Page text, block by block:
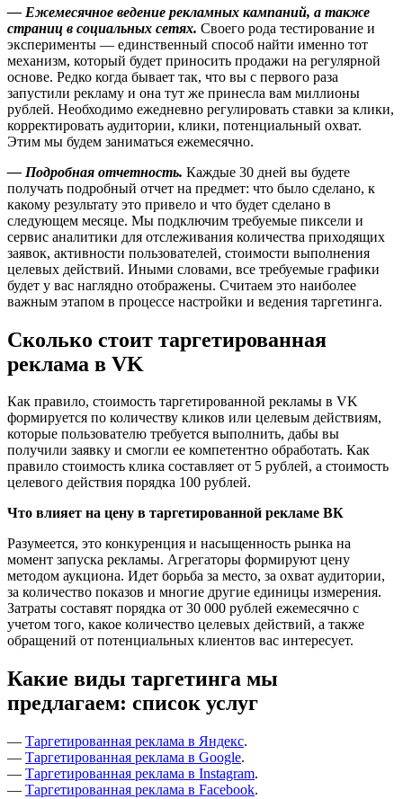
— Ежемесячное ведение рекламных кампаний, а также
страниц в социальных сетях. Своего рода тестирование и
эксперименты — единственный способ найти именно тот
механизм, который будет приносить продажи на регулярной
основе. Редко когда бывает так, что вы с первого раза
запустили рекламу и она тут же принесла вам миллионы
рублей. Необходимо ежедневно регулировать ставки за клики,
корректировать аудитории, клики, потенциальный охват.
Этим мы будем заниматься ежемесячно.
— Подробная отчетность. Каждые 30 дней вы будете
получать подробный отчет на предмет: что было сделано, к
какому результату это привело и что будет сделано в
следующем месяце. Мы подключим требуемые пиксели и
сервис аналитики для отслеживания количества приходящих
заявок, активности пользователей, стоимости выполнения
целевых действий. Иными словами, все требуемые графики
будет у вас наглядно отображены. Считаем это наиболее
важным этапом в процессе настройки и ведения таргетинга.
Сколько стоит таргетированная
реклама в VK
Как правило, стоимость таргетированной рекламы в VK
формируется по количеству кликов или целевым действиям,
которые пользователю требуется выполнить, дабы вы
получили заявку и смогли ее компетентно обработать. Как
правило стоимость клика составляет от 5 рублей, а стоимость
целевого действия порядка 100 рублей.
Что влияет на цену в таргетированной рекламе ВК
Разумеется, это конкуренция и насыщенность рынка на
момент запуска рекламы. Агрегаторы формируют цену
методом аукциона. Идет борьба за место, за охват аудитории,
за количество показов и многие другие единицы измерения.
Затраты составят порядка от 30 000 рублей ежемесячно с
учетом того, какое количество целевых действий, а также
обращений от потенциальных клиентов вас интересует.
Какие виды таргетинга мы
предлагаем: список услуг
— Таргетированная реклама в Яндекс.
— Таргетированная реклама в Google.
— Таргетированная реклама в Instagram.
— Таргетированная реклама в Facebook.